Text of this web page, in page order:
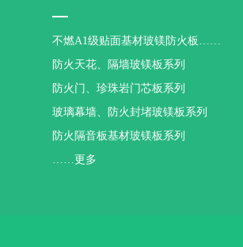
不燃A1级贴面基材玻镁防火板……
防火天花、隔墙玻镁板系列
防火门、珍珠岩门芯板系列
玻璃幕墙、防火封堵玻镁板系列
防火隔音板基材玻镁板系列
……更多